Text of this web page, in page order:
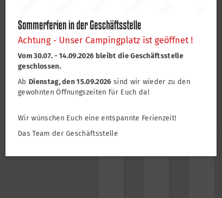
Verein unterstützen:
Sommerferien in der Geschäftsstelle
Achtung - Unser Campingplatz ist geöffnet !
Vom 30.07. - 14.09.2026 bleibt die Geschäftsstelle
geschlossen.
Ab Dienstag, den 15.09.2026 sind wir wieder zu den
gewohnten Öffnungszeiten für Euch da!
Wir wünschen Euch eine entspannte Ferienzeit!
Das Team der Geschäftsstelle